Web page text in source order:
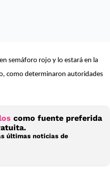
semáforo rojo y lo estará en la
como determinaron autoridades
como fuente preferida
últimas noticias de